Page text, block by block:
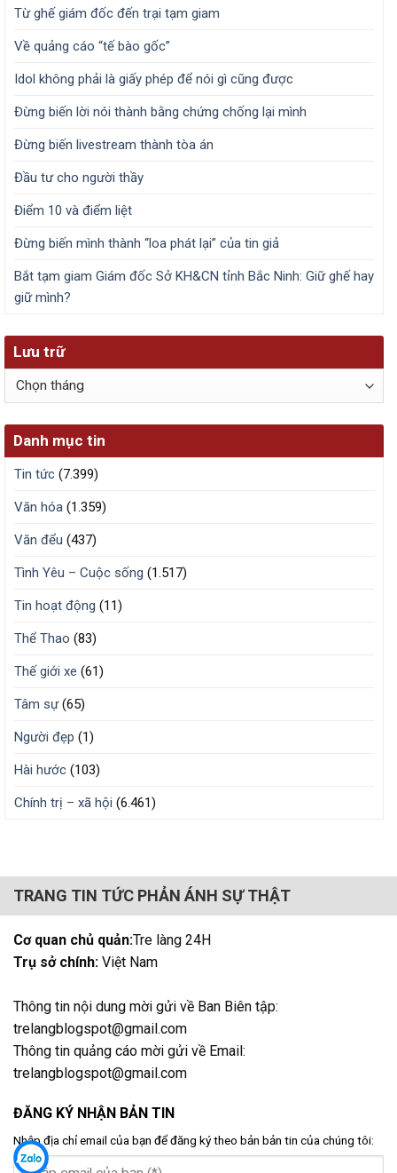
Từ ghế giám đốc đến trại tạm giam
Về quảng cáo “tế bào gốc”
Idol không phải là giấy phép để nói gì cũng được
Đừng biến lời nói thành bằng chứng chống lại mình
Đừng biến livestream thành tòa án
Đầu tư cho người thầy
Điểm 10 và điểm liệt
Đừng biến mình thành “loa phát lại” của tin giả
Bắt tạm giam Giám đốc Sở KH&CN tỉnh Bắc Ninh: Giữ ghế hay
giữ mình?
Lưu trữ
Lưu
Danh mục tin
Tin tức (7.399)
Văn hóa (1.359)
Văn đểu (437)
Tình Yêu – Cuộc sống (1.517)
Tin hoạt động (11)
Thể Thao (83)
Thế giới xe (61)
Tâm sự(65)
Người đẹp (1)
Hài hước (103)
Chính trị – xã hội (6.461)
TRANG TIN TỨC PHẢN ÁNH SỰ THẬT
Cơ quan chủ quản:Tre làng 24H
Trụ sở chính: Việt Nam
Thông tin nội dung mời gửi về Ban Biên tập:
trelangblogspot@gmail.com
Thông tin quảng cáo mời gửi về Email:
trelangblogspot@gmail.com
ĐĂNG KÝ NHẬN BẢN TIN
Nhập địa chỉ email của bạn để đăng ký theo bản bản tin của chúng tôi: